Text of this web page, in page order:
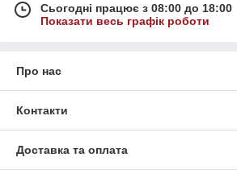
Сьогодні працює з 08:00 до 18:00
Показати весь графік роботи
Про нас
Контакти
Доставка та оплата